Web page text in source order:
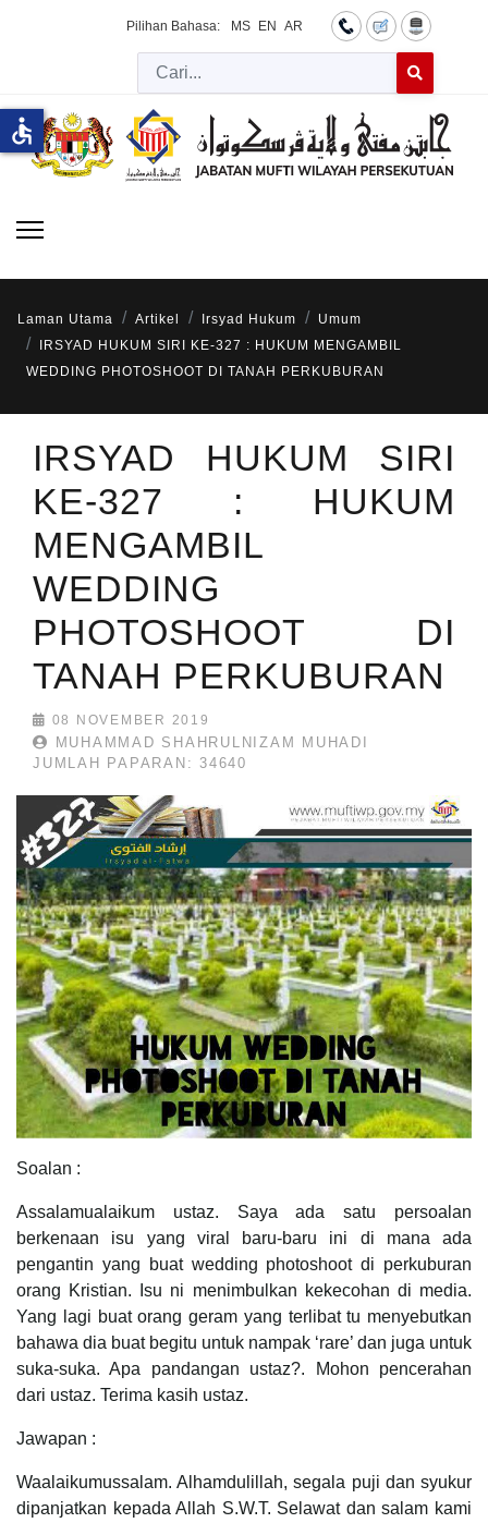
Pilihan Bahasa: MS EN AR
Cari
Laman Utama Artikel Irsyad Hukum
Umum
IRSYAD HUKUM SIRI KE-327 : HUKUM MENGAMBIL
WEDDING PHOTOSHOOT DI TANAH PERKUBURAN
IRSYAD HUKUM SIRI
KE-327 : HUKUM
MENGAMBIL
WEDDING
PHOTOSHOOT DI
TANAH PERKUBURAN
08 NOVEMBER 2019
MUHAMMAD SHAHRULNIZAM MUHADI
JUMLAH PAPARAN: 34640
Soalan :
Assalamualaikum ustaz. Saya ada satu persoalan
berkenaan isu yang viral baru-baru ini di mana ada
pengantin yang buat wedding photoshoot di perkuburan
orang Kristian. Isu ni menimbulkan kekecohan di media.
Yang lagi buat orang geram yang terlibat tu menyebutkan
bahawa dia buat begitu untuk nampak ‘rare’ dan juga untuk
suka-suka. Apa pandangan ustaz?. Mohon pencerahan
dari ustaz. Terima kasih ustaz.
Jawapan :
Waalaikumussalam. Alhamdulillah, segala puji dan syukur
dipanjatkan kepada Allah S.W.T. Selawat dan salam kami
accessible